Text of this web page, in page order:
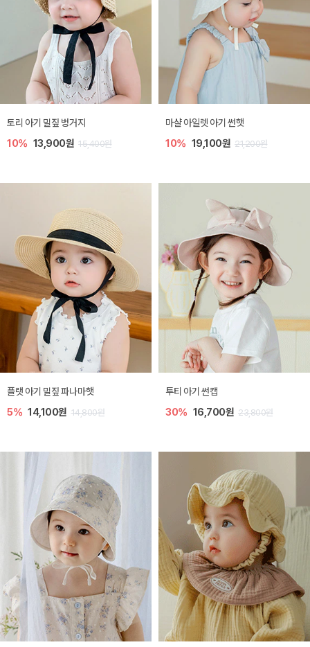
토리 아기 밀짚 벙거지
10% 13,900원 15,400원
마샬 아일렛 아기 썬햇
10% 19,100원 21,200원
플랫 아기 밀짚 파나마햇
5% 14,100원 14,800원
투티 아기 썬캡
30% 16,700원 23,800원